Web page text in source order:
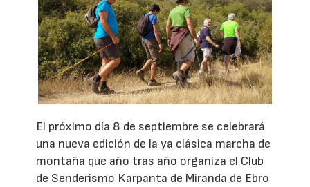
El próximo día 8 de septiembre se celebrará
una nueva edición de la ya clásica marcha de
montaña que año tras año organiza el Club
de Senderismo Karpanta de Miranda de Ebro